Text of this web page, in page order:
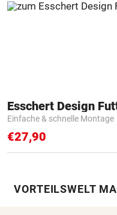
Einfache & schnelle Montage
€27,90
VORTEILSWELT